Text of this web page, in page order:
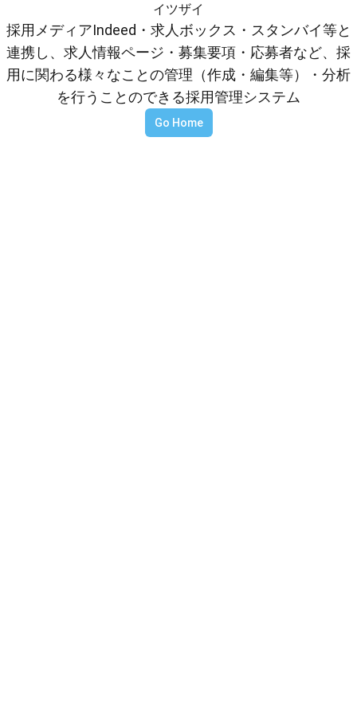
イツザイ
採用メディアIndeed・求人ボックス・スタンバイ等と
連携し、求人情報ページ・募集要項・応募者など、採
用に関わる様々なことの管理（作成・編集等）・分析
を行うことのできる採用管理システム
Go Home